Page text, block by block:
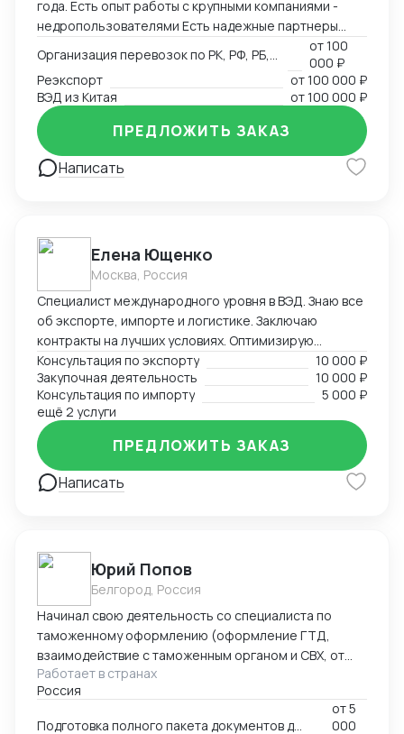
года. Есть опыт работы с крупными компаниями -
недропользователями Есть надежные партнеры
(сертификация, таможенное офрмление, частные
перевозчики)
от100
000 ₽
Реэкспорт
от100 000 ₽
ВЭД из Китая
от100 000 ₽
Написать
ПРЕДЛОЖИТЬ ЗАКАЗ
Елена Ющенко
Москва, Россия
Специалист международного уровня в ВЭД. Знаю все
об экспорте, импорте и логистике. Заключаю
контракты на лучших условиях. Оптимизирую
логистику и обеспечивая скорость поставок.
Консультация по экспорту
10 000 ₽
Закупочная деятельность
10 000 ₽
Консультация по импорту
5 000 ₽
ещё 2 услуги
Написать
ПРЕДЛОЖИТЬ ЗАКАЗ
Юрий Попов
Белгород, Россия
Начинал свою деятельность со специалиста по
таможенному оформлению (оформление ГТД,
взаимодействие с таможенным органом и СВХ, от
закрытия процедуры ВТТ до выпуска товара), после
работал руководителем предприятия (полный цикл
таможенного оформления, оптовые продажи всё
Работает в странах
Россия
Подготовка полного пакета документов для экспортно-импортных поставок
от5
000